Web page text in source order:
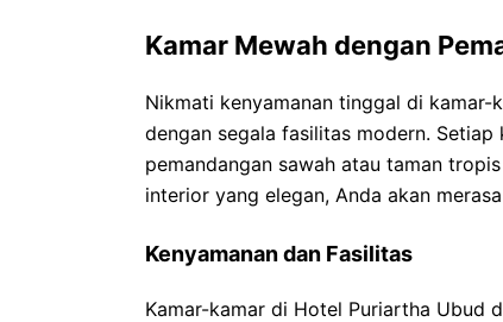
Kamar Mewah dengan
Nikmati kenyamanan tinggal di
dengan segala fasilitas modern.
pemandangan sawah atau taman
interior yang elegan, Anda akan
Kenyamanan dan Fasilitas
Kamar-kamar di Hotel Puriartha Ubud